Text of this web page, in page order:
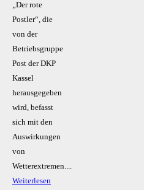
„Der rote
Postler“, die
von der
Betriebsgruppe
Post der DKP
Kassel
herausgegeben
wird, befasst
sich mit den
Auswirkungen
von
Wetterextremen....
Weiterlesen